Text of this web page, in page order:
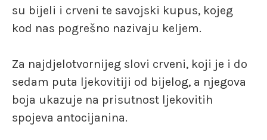
su bijeli i crveni te savojski kupus, kojeg
kod nas pogrešno nazivaju keljem.
Za najdjelotvornijeg slovi crveni, koji je i do
sedam puta ljekovitiji od bijelog, a njegova
boja ukazuje na prisutnost ljekovitih
spojeva antocijanina.